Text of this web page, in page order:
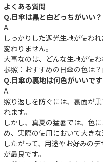
件
よくある質問
Q.日傘は黒と白どっちがいい？
A.
しっかりした遮光生地が使わ
変わりません。
大事なのは、どんな生地が使わ
参照： おすすめの日傘の色は
Q.日傘の裏地は何色がいいで
A.
照り返しを防ぐには、裏面が
れます。
しかし、真夏の猛暑では、色
め、実際の使用において大きな
したがって、用途やお好みの
が最良です。